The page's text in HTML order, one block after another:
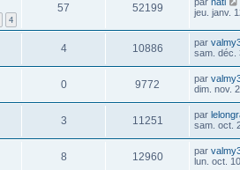
4
57 52199
jeu. janv.
4 10886 par
sam. déc.
0 9772 par
dim. nov.
3 11251 par
sam. oct.
8 12960 par
lun. oct.